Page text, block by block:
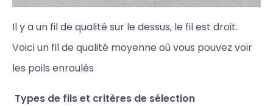
Il y a un fil de qualité sur le dessus, le fil est droit.
Voici un fil de qualité moyenne où vous pouvez voir
les poils enroulés
Types de fils et critères de sélection